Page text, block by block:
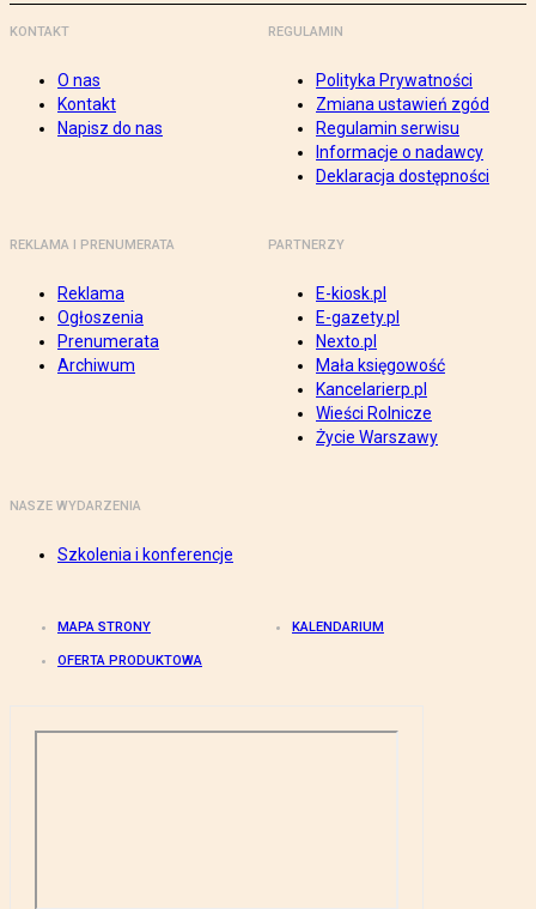
KONTAKT
O nas
Kontakt
Napisz do nas
REGULAMIN
Polityka Prywatności
Zmiana ustawień zgód
Regulamin serwisu
Informacje o nadawcy
Deklaracja dostępności
REKLAMA I PRENUMERATA
Reklama
Ogłoszenia
Prenumerata
Archiwum
PARTNERZY
E-kiosk.pl
E-gazety.pl
Nexto.pl
Mała księgowość
Kancelarierp.pl
Wieści Rolnicze
Życie Warszawy
NASZE WYDARZENIA
Szkolenia i konferencje
MAPA STRONY KALENDARIUM
OFERTA PRODUKTOWA